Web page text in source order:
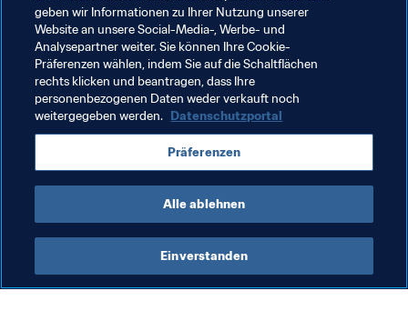
Verwandte Themen
Turniere
FIFA Frauen-Weltmeisterschaft Deutschland 2011
FIFA Frauen-Weltmeisterschaft Frankreich 2019
Canada
geben wir Informationen zu Ihrer Nutzung unserer
Website an unsere Social-Media-, Werbe- und
Analysepartner weiter. Sie können Ihre Cookie-
Präferenzen wählen, indem Sie auf die Schaltflächen
rechts klicken und beantragen, dass Ihre
personenbezogenen Daten weder verkauft noch
weitergegeben werden. Datenschutzportal
Präferenzen
Alle ablehnen
Einverstanden